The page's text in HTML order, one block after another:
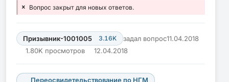
Вопрос закрыт для новых ответов.
Призывник-1001005 3.16K задал вопрос11.04.2018
1.80K просмотров
12.04.2018
Переосвидетельствование по НГМ